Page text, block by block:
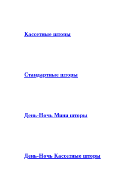
Кассетные шторы
Стандартные шторы
День-Ночь Мини шторы
День-Ночь Кассетные шторы